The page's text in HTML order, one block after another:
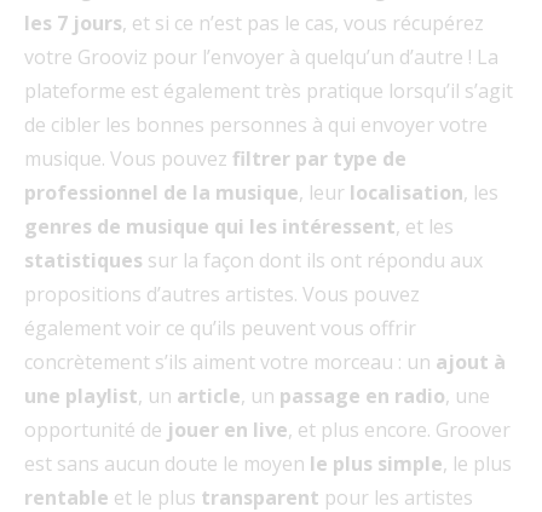
les 7 jours, et si ce n’est pas le cas, vous récupérez
votre Grooviz pour l’envoyer à quelqu’un d’autre ! La
plateforme est également très pratique lorsqu’il s’agit
de cibler les bonnes personnes à qui envoyer votre
musique. Vous pouvez filtrer par type de
professionnel de la musique, leur localisation, les
genres de musique qui les intéressent, et les
statistiques sur la façon dont ils ont répondu aux
propositions d’autres artistes. Vous pouvez
également voir ce qu’ils peuvent vous offrir
concrètement s’ils aiment votre morceau : un ajout à
une playlist, un article, un passage en radio, une
opportunité de jouer en live, et plus encore. Groover
est sans aucun doute le moyen le plus simple, le plus
rentable et le plus transparent pour les artistes